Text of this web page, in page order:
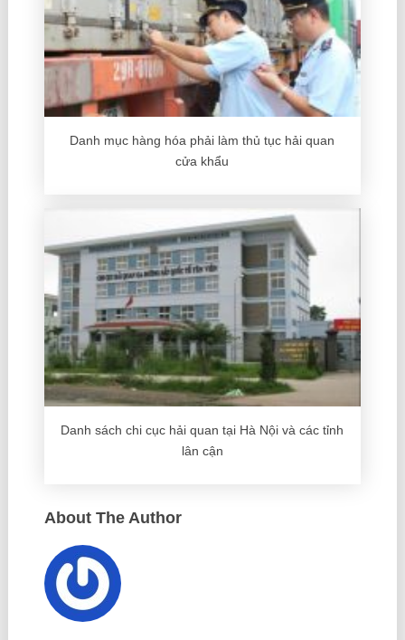
Danh mục hàng hóa phải làm thủ tục hải quan
cửa khẩu
Danh sách chi cục hải quan tại Hà Nội và các tỉnh
lân cận
About The Author